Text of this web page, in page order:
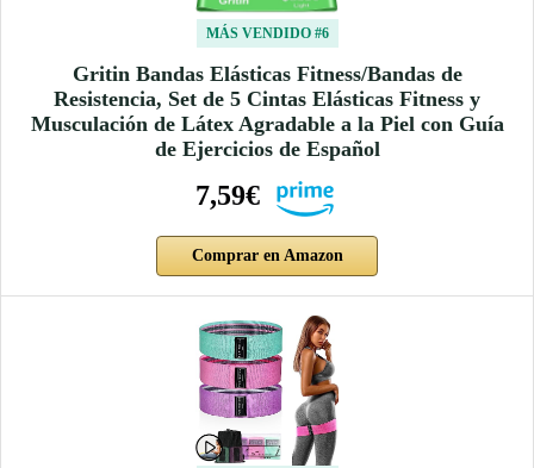
MÁS VENDIDO #6
Gritin Bandas Elásticas Fitness/Bandas de
Resistencia, Set de 5 Cintas Elásticas Fitness y
Musculación de Látex Agradable a la Piel con Guía
de Ejercicios de Español
7,59€
Comprar en Amazon